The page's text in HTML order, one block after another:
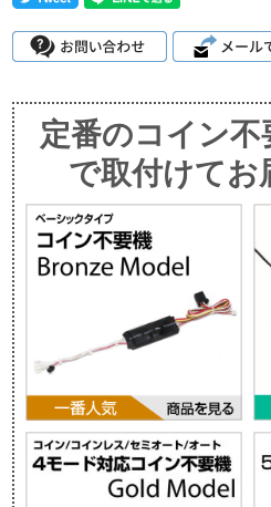
定番のコイン不
で取付けてお